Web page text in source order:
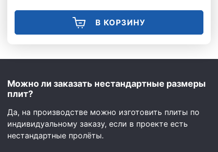
В КОРЗИНУ
Можно ли заказать нестандартные размеры
плит?
Да, на производстве можно изготовить плиты по
индивидуальному заказу, если в проекте есть
нестандартные пролёты.